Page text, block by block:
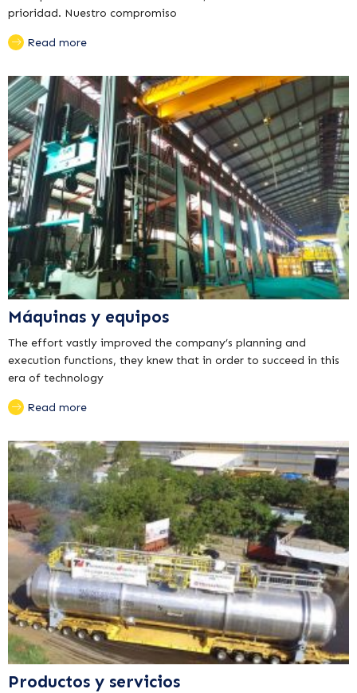
prioridad. Nuestro compromiso
Read more
Máquinas y equipos
The effort vastly improved the company’s planning and
execution functions, they knew that in order to succeed in this
era of technology
Read more
Productos y servicios